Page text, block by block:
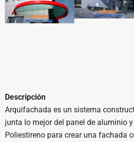
Descripción
Arquifachada es un sistema
junta lo mejor del panel de aluminio
Poliestireno para crear una fachada